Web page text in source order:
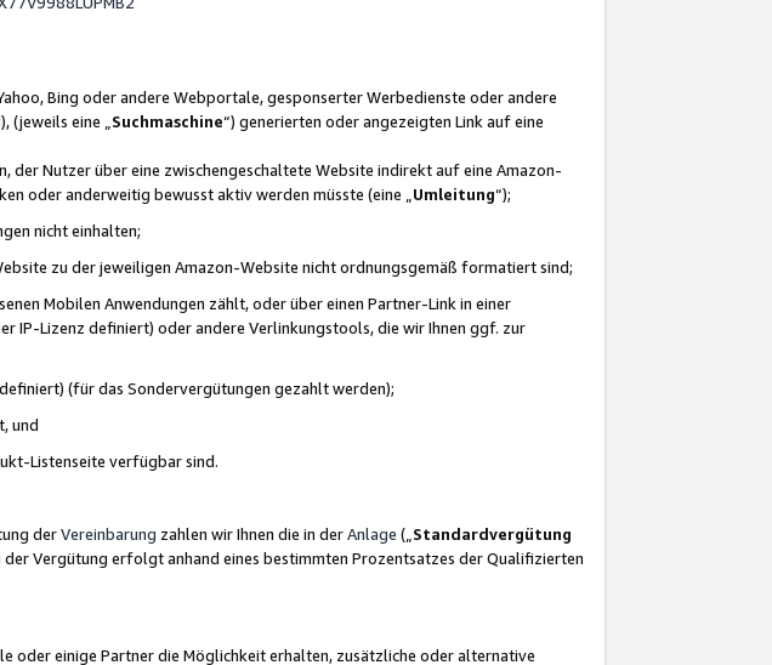
Bing oder andere Webportale, gesponserter Werbedienste oder andere
eine „ Suchmaschine“) generierten oder angezeigten Link auf eine
der Nutzer über eine zwischengeschaltete Website indirekt auf eine Amazon-
oder anderweitig bewusst aktiv werden müsste (eine „ Umleitung“);
nicht einhalten;
zu der jeweiligen Amazon-Website nicht ordnungsgemäß formatiert sind;
Mobilen Anwendungen zählt, oder über einen Partner-Link in einer
IP-Lizenz definiert) oder andere Verlinkungstools, die wir Ihnen ggf. zur
(für das Sondervergütungen gezahlt werden);
und
Listenseite verfügbar sind.
derVereinbarung zahlen wir Ihnen die in derAnlage („ Standardvergütung
der Vergütung erfolgt anhand eines bestimmten Prozentsatzes der Qualifizierten
oder einige Partner die Möglichkeit erhalten, zusätzliche oder alternative